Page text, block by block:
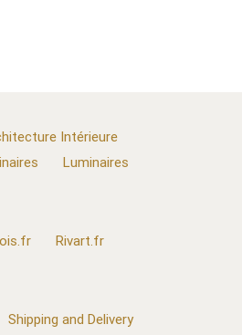
Intérieure
Luminaires
Rivart.fr
Shipping and Delivery